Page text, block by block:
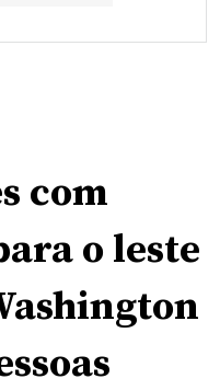
com
o leste